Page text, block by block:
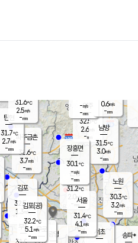
양주
32.5℃
2.6
-mm
파주금촌
31.6℃
3.7m/s
-mm
탄현
31.7℃
2.7m/s
-mm
김포
32.5℃
1.3 m/s
mm
광명
부천
구로
은평
31.2℃
2.0 m/s
- mm
노원
30.3℃
3.2m/s
-mm
송파*
서초
남방
31.5℃
3.0m/s
-mm
장흥면
30.1℃
-m/s
-mm
-m/s
-mm
김포(공)
32.2℃
5.1 m/s
-mm
서울
31.4℃
4.1 m/s
-mm
31.6℃
2.5m/s
-mm
0.6m/s
-mm